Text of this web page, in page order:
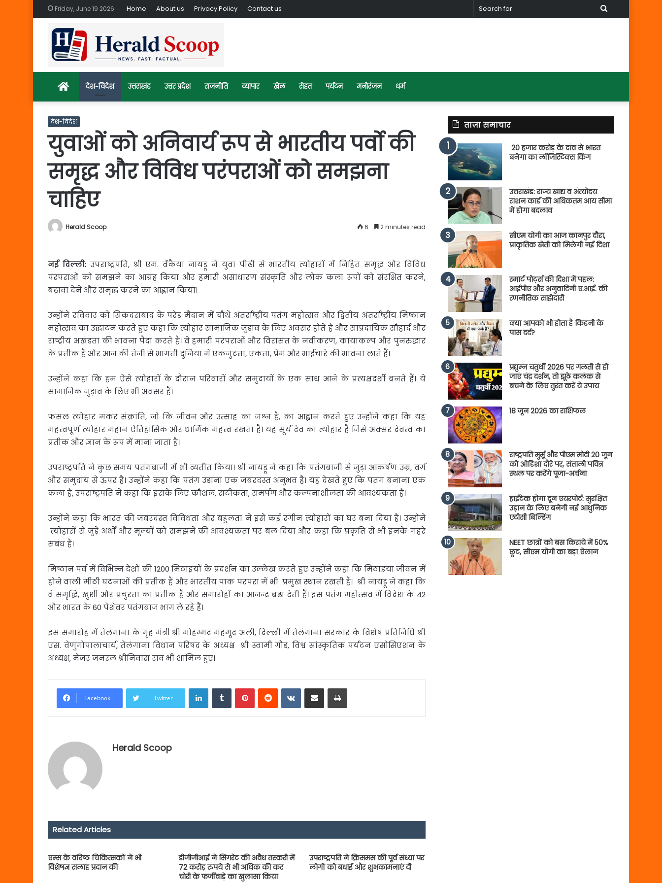
Friday, June 19 2026 Home About us Privacy Policy Contact us
Search
Homeदेश-विदेश उत्तराखंड उत्तर प्रदेश राजनीति व्यापार खेल सेहत पर्यटन मनोरंजन धर्म
देश-विदेश
युवाओं को अनिवार्य रूप से भारतीय पर्वो की
समृद्ध और विविध परंपराओं को समझना
चाहिए
Herald Scoop 6 2 minutes read
नई दिल्ली: उपराष्ट्रपति, श्री एम. वेंकैया नायडू ने युवा पीढ़ी से भारतीय त्योहारों में निहित समृद्ध और विविध
परंपराओं को समझने का आग्रह किया और हमारी असाधारण संस्कृति और लोक कला रूपों को संरक्षित करने,
बढ़ावा देने और समृद्ध करने का आह्वान किया।
उन्होंने रविवार को सिकंदराबाद के परेड मैदान में चौथे अंतर्राष्ट्रीय पतंग महोत्सव और द्वितीय अंतर्राष्ट्रीय मिष्ठान
महोत्सव का उद्घाटन करते हुए कहा कि त्योहार सामाजिक जुडाव के लिए अवसर होते हैं और सांप्रदायिक सौहार्द और
राष्ट्रीय अखंडता की भावना पैदा करते हैं। वे हमारी परंपराओं और विरासत के नवीकरण, कायाकल्प और पुनरुद्धार
के प्रतीक हैं और आज की तेजी से भागती दुनिया में एकजुटता, एकता, प्रेम और भाईचारे की भावना लाते हैं।
उन्होंने कहा कि हम ऐसे त्योहारों के दौरान परिवारों और समुदायों के एक साथ आने के प्रत्यक्षदर्शी बनते हैं। ये
सामाजिक जुड़ाव के लिए भी अवसर हैं।
फसल त्योहार मकर संक्रांति, जो कि जीवन और उत्साह का जश्न है, का आह्वान करते हुए उन्होंने कहा कि यह
महत्वपूर्ण त्योहार महान ऐतिहासिक और धार्मिक महत्व रखता है। यह सूर्य देव का त्योहार है जिसे अक्सर देवत्व का
प्रतीक और ज्ञान के रूप में माना जाता है।
उपराष्ट्रपति ने कुछ समय पतंगबाजी में भी व्यतीत किया। श्री नायडू ने कहा कि पतंगबाजी से जुड़ा आकर्षण उम्र, वर्ग
और समुदाय से ऊपर है। उन्होंने कहा कि पतंग उड़ाना एक जबरदस्त अनुभव है। यह देखते हुए कि पतंग बनाना एक
कला है, उपराष्ट्रपति ने कहा कि इसके लिए कौशल, सटीकता, समर्पण और कल्पनाशीलता की आवश्यकता है।
उन्होंने कहा कि भारत की जबरदस्त विविधता और बहुलता ने इसे कई रंगीन त्योहारों का घर बना दिया है। उन्होंने
त्योहारों से जुड़े अर्थों और मूल्यों को समझने की आवश्यकता पर बल दिया और कहा कि प्रकृति से भी इनके गहरे
संबंध हैं।
मिष्ठान पर्व में विभिन्न देशों की 1200 मिठाइयों के प्रदर्शन का उल्लेख करते हुए उन्होंने कहा कि मिठाइयां जीवन में
होने वाली मीठी घटनाओं की प्रतीक हैं और भारतीय पाक परंपरा में भी प्रमुख स्थान रखती हैं। श्री नायडू ने कहा कि
वे समृद्धि, खुशी और प्रचुरता का प्रतीक हैं और समारोहों का आनन्द बढ़ा देती हैं। इस पतंग महोत्सव में विदेश के 42
और भारत के 60 पेशेवर पतंगबाज भाग ले रहे हैं।
इस समारोह में तेलंगाना के गृह मंत्री श्री मोहम्मद महमूद अली, दिल्ली में तेलंगाना सरकार के विशेष प्रतिनिधि श्री
एस. वेणुगोपालाचार्य, तेलंगाना विधान परिषद के अध्यक्ष श्री स्वामी गौड, विश्व सांस्कृतिक पर्यटन एसोसिएशन के
अध्यक्ष, मेजर जनरल श्रीनिवास राव भी शामिल हुए।
Facebook Twitter
LinkedInTumblrPinterestReddit VKontakte
Share via Email Print
Herald Scoop
Related Articles
एम्‍स के वरिष्‍ठ चिकित्‍सकों ने भी
विशेषज्ञ सलाह प्रदान की
डीजीजीआई ने सिगरेट की अवैध तस्करी में
72 करोड़ रुपये से भी अधिक की कर
चोरी के फर्जीवाड़े का खुलासा किया
उपराष्ट्रपति ने क्रिसमस की पूर्व संध्या पर
लोगों को बधाई और शुभकामनाएं दी
ताज़ा समाचार
20 हजार करोड़ के दांव से भारत
बनेगा का लॉजिस्टिक्स किंग
उत्तराखंड: राज्य खाद्य व अंत्योदय
राशन कार्ड की अधिकतम आय सीमा
में होगा बदलाव
सीएम योगी का आज कानपुर दौरा,
प्राकृतिक खेती को मिलेगी नई दिशा
स्मार्ट पोर्ट्स की दिशा में पहल:
आईपीए और अनुवादिनी ए.आई. की
रणनीतिक साझेदारी
क्या आपको भी होता है किडनी के
पास दर्द?
प्रद्युम्न चतुर्थी 2026 पर गलती से हो
जाएं चंद्र दर्शन, तो झूठे कलंक से
बचने के लिए तुरंत करें ये उपाय
18 जून 2026 का राशिफल
राष्ट्रपति मुर्मू और पीएम मोदी 20 जून
को ओडिशा दौरे पर, संताली पवित्र
स्थल पर करेंगे पूजा-अर्चना
हाईटेक होगा दून एयरपोर्ट: सुरक्षित
उड़ान के लिए बनेगी नई आधुनिक
एटीसी बिल्डिंग
NEET छात्रों को बस किराये में 50%
छूट, सीएम योगी का बड़ा ऐलान